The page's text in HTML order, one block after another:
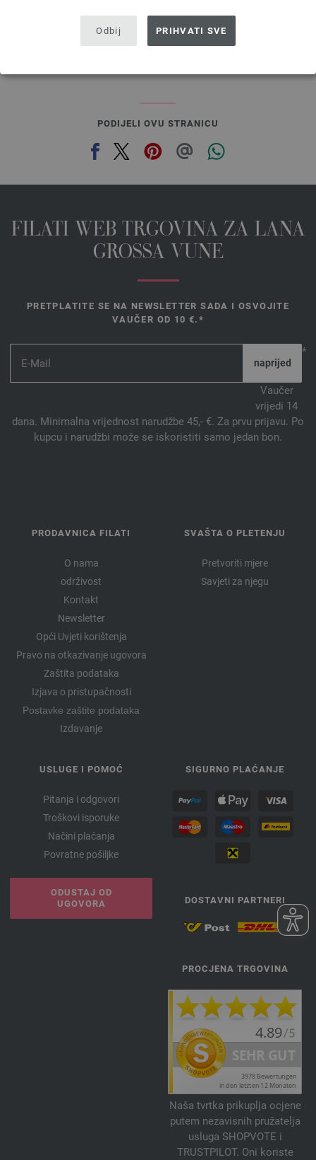
Odbij PRIHVATI SVE
next
PODIJELI OVU STRANICU
FILATI WEB TRGOVINA ZA LANA
GROSSA VUNE
PRETPLATITE SE NA NEWSLETTER SADA I OSVOJITE
VAUČER OD 10 €.*
*
Vaučer
vrijedi 14
dana. Minimalna vrijednost narudžbe 45,- €. Za prvu prijavu. Po
kupcu i narudžbi može se iskoristiti samo jedan bon.
PRODAVNICA FILATI
O nama
održivost
Kontakt
Newsletter
Opći Uvjeti korištenja
Pravo na otkazivanje ugovora
Zaštita podataka
Izjava o pristupačnosti
Postavke zaštite podataka
Izdavanje
SVAŠTA O PLETENJU
Pretvoriti mjere
Savjeti za njegu
USLUGE I POMOĆ
Pitanja i odgovori
Troškovi isporuke
Načini plaćanja
Povratne pošiljke
ODUSTAJ OD
UGOVORA
SIGURNO PLAĆANJE
DOSTAVNI PARTNERI
PROCJENA TRGOVINA
Naša tvrtka prikuplja ocjene
putem nezavisnih pružatelja
usluga SHOPVOTE i
TRUSTPILOT. Oni koriste